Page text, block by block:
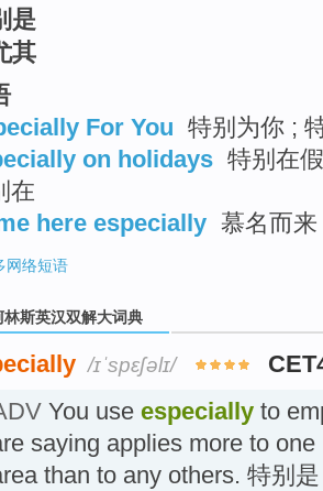
是
其
For You 特别为你 ;
on holidays 特别在
在
here especially 慕名而来
网络短语
林斯英汉双解大词典
/ɪˈspɛʃəlɪ/
You use especially to
saying applies more to
than to any others. 特别